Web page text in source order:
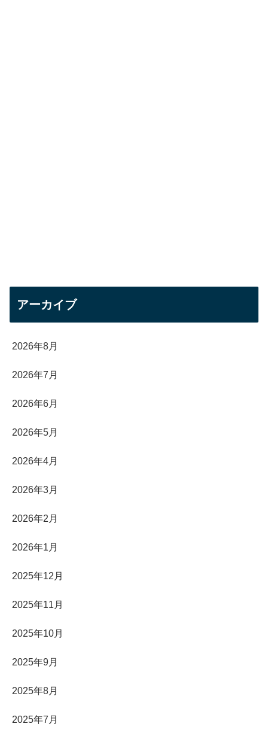
アーカイブ
2026年8月
2026年7月
2026年6月
2026年5月
2026年4月
2026年3月
2026年2月
2026年1月
2025年12月
2025年11月
2025年10月
2025年9月
2025年8月
2025年7月